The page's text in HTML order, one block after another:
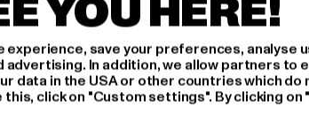
Art.nr: PD00002804-
Producent: Urban
YOU HERE!
save your preferences, analyse
In addition, we allow partners to
data in the USA or other countries which do
click on "Custom settings". By clicking